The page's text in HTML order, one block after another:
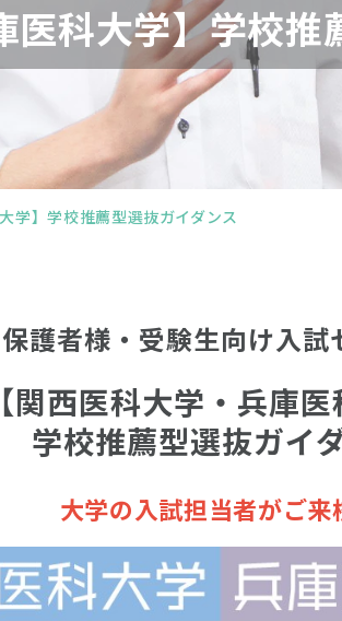
科大学】学校推
学】学校推薦型選抜ガイダンス
保護者様・受験生向け入試
【関西医科大学・兵庫医
学校推薦型選抜ガイ
大学の入試担当者がご来